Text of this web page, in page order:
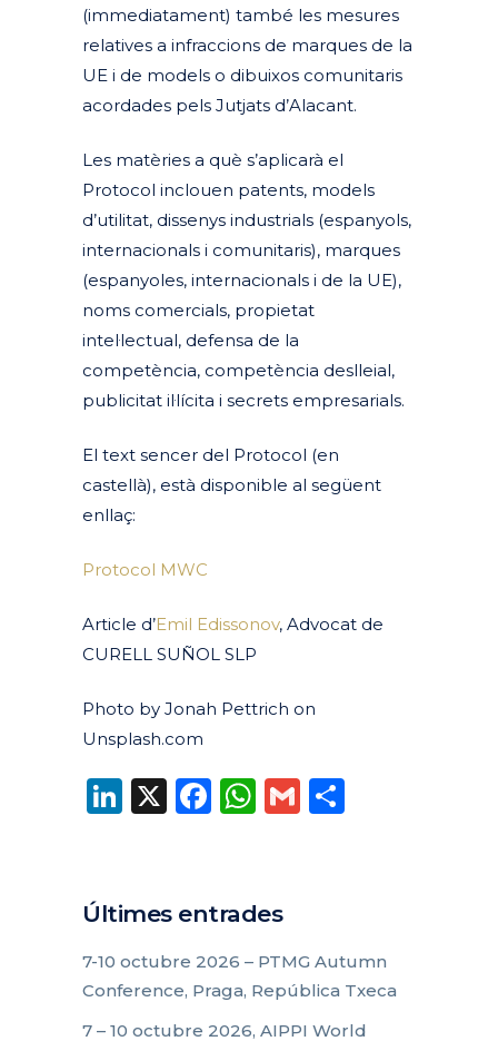
(immediatament) també les mesures
relatives a infraccions de marques de la
UE i de models o dibuixos comunitaris
acordades pels Jutjats d’Alacant.
Les matèries a què s’aplicarà el
Protocol inclouen patents, models
d’utilitat, dissenys industrials (espanyols,
internacionals i comunitaris), marques
(espanyoles, internacionals i de la UE),
noms comercials, propietat
intel·lectual, defensa de la
competència, competència deslleial,
publicitat il·lícita i secrets empresarials.
El text sencer del Protocol (en
castellà), està disponible al següent
enllaç:
Protocol MWC
Article d’Emil Edissonov, Advocat de
CURELL SUÑOL SLP
Photo by Jonah Pettrich on
Unsplash.com
LinkedIn
X Facebook
WhatsApp
Gmail
Últimes entrades
7-10 octubre 2026 – PTMG Autumn
Conference, Praga, República Txeca
7 – 10 octubre 2026, AIPPI World